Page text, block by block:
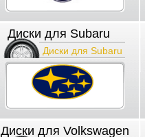
Диски для Subaru
Диски для Subaru
Диски для Volkswagen